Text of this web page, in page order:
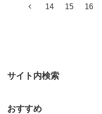
14 15 16
サイト内検索
おすすめ